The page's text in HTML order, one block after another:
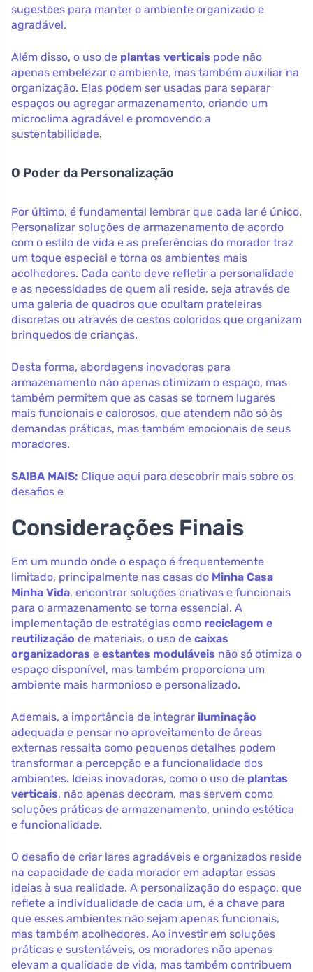
sugestões para manter o ambiente organizado e
agradável.
Além disso, o uso de plantas verticais pode não
apenas embelezar o ambiente, mas também auxiliar na
organização. Elas podem ser usadas para separar
espaços ou agregar armazenamento, criando um
microclima agradável e promovendo a
sustentabilidade.
O Poder da Personalização
Por último, é fundamental lembrar que cada lar é único.
Personalizar soluções de armazenamento de acordo
com o estilo de vida e as preferências do morador traz
um toque especial e torna os ambientes mais
acolhedores. Cada canto deve refletir a personalidade
e as necessidades de quem ali reside, seja através de
uma galeria de quadros que ocultam prateleiras
discretas ou através de cestos coloridos que organizam
brinquedos de crianças.
Desta forma, abordagens inovadoras para
armazenamento não apenas otimizam o espaço, mas
também permitem que as casas se tornem lugares
mais funcionais e calorosos, que atendem não só às
demandas práticas, mas também emocionais de seus
moradores.
SAIBA MAIS: Clique aqui para descobrir mais sobre os
desafios e
Considerações Finais
Em um mundo onde o espaço é frequentemente
limitado, principalmente nas casas do Minha Casa
Minha Vida, encontrar soluções criativas e funcionais
para o armazenamento se torna essencial. A
implementação de estratégias como reciclagem e
reutilização de materiais, o uso de caixas
organizadoras e estantes moduláveis não só otimiza o
espaço disponível, mas também proporciona um
ambiente mais harmonioso e personalizado.
Ademais, a importância de integrar iluminação
adequada e pensar no aproveitamento de áreas
externas ressalta como pequenos detalhes podem
transformar a percepção e a funcionalidade dos
ambientes. Ideias inovadoras, como o uso de plantas
verticais, não apenas decoram, mas servem como
soluções práticas de armazenamento, unindo estética
e funcionalidade.
O desafio de criar lares agradáveis e organizados reside
na capacidade de cada morador em adaptar essas
ideias à sua realidade. A personalização do espaço, que
reflete a individualidade de cada um, é a chave para
que esses ambientes não sejam apenas funcionais,
mas também acolhedores. Ao investir em soluções
práticas e sustentáveis, os moradores não apenas
elevam a qualidade de vida, mas também contribuem